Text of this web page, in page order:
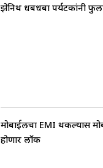
झेनिथ धबधबा पर्यटकांनी
मोबाईलचा EMI थकल्यास
होणार लॉक